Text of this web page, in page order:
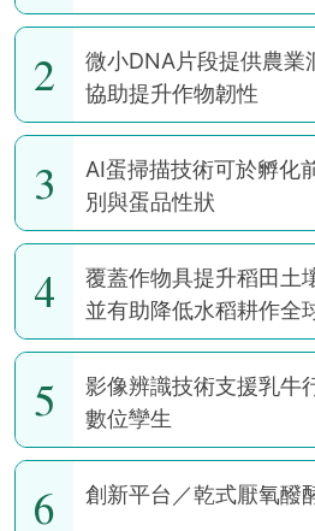
2
微小DNA片段提供農業
協助提升作物韌性
3
AI蛋掃描技術可於孵化
別與蛋品性狀
4
覆蓋作物具提升稻田土
並有助降低水稻耕作全
5
影像辨識技術支援乳牛
數位孿生
6 創新平台／乾式厭氧醱